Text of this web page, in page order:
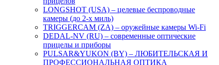
LONGSHOT (USA) – целевые беспроводные
камеры (до 2-х миль)
TRIGGERCAM (ZA) – оружейные камеры Wi-Fi
DEDAL-NV (RU) – современные оптические
прицелы и приборы
PULSAR&YUKON (BY) – ЛЮБИТЕЛЬСКАЯ И
ПРОФЕССИОНАЛЬНАЯ ОПТИКА